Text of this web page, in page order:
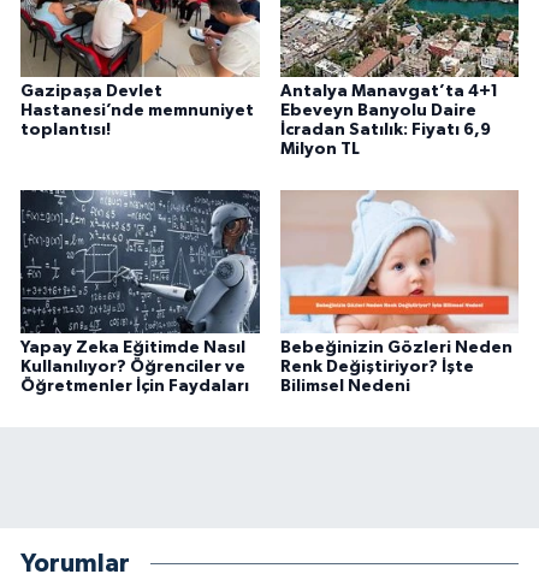
Gazipaşa Devlet
Hastanesi’nde memnuniyet
toplantısı!
Antalya Manavgat’ta 4+1
Ebeveyn Banyolu Daire
İcradan Satılık: Fiyatı 6,9
Milyon TL
Yapay Zeka Eğitimde Nasıl
Kullanılıyor? Öğrenciler ve
Öğretmenler İçin Faydaları
Bebeğinizin Gözleri Neden
Renk Değiştiriyor? İşte
Bilimsel Nedeni
Yorumlar